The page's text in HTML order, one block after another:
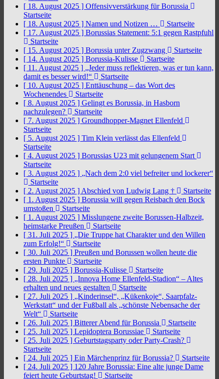
[ 18. August 2025 ] Offensivverstärkung für Borussia
Startseite
[ 18. August 2025 ] Namen und Notizen …
Startseite
[ 17. August 2025 ] Borussias Statement: 5:1 gegen Rastpfuhl
Startseite
[ 15. August 2025 ] Borussia unter Zugzwang
Startseite
[ 14. August 2025 ] Borussia-Kulisse
Startseite
[ 11. August 2025 ] „Jeder muss reflektieren, was er tun kann,
damit es besser wird!“
Startseite
[ 10. August 2025 ] Enttäuschung – das Wort des
Wochenendes
Startseite
[ 8. August 2025 ] Gelingt es Borussia, in Hasborn
nachzulegen?
Startseite
[ 7. August 2025 ] Groundhopper-Magnet Ellenfeld
Startseite
[ 5. August 2025 ] Tim Klein verlässt das Ellenfeld
Startseite
[ 4. August 2025 ] Borussias U23 mit gelungenem Start
Startseite
[ 3. August 2025 ] „Nach dem 2:0 viel befreiter und lockerer“
Startseite
[ 2. August 2025 ] Abschied von Ludwig Lang †
Startseite
[ 1. August 2025 ] Borussia will gegen Reisbach den Bock
umstoßen
Startseite
[ 1. August 2025 ] Misslungene zweite Borussen-Halbzeit,
heimstarke Preußen
Startseite
[ 31. Juli 2025 ] „Die Truppe hat Charakter und den Willen
zum Erfolg!“
Startseite
[ 30. Juli 2025 ] Preußen und Borussen wollen heute die
ersten Punkte
Startseite
[ 29. Juli 2025 ] Borussia-Kulisse
Startseite
[ 28. Juli 2025 ] „Innova Home Ellenfeld-Stadion“ – Altes
erhalten und neues gestalten
Startseite
[ 27. Juli 2025 ] „Kinderinsel“, „Kükenkoje“, Saarpfalz-
Werkstatt“ und der Fußball als „schönste Nebensache der
Welt“
Startseite
[ 26. Juli 2025 ] Bitterer Abend für Borussia
Startseite
[ 25. Juli 2025 ] Lepidoptera Borussiae
Startseite
[ 25. Juli 2025 ] Geburtstagsparty oder Party-Crash?
Startseite
[ 24. Juli 2025 ] Ein Märchenprinz für Borussia?
Startseite
[ 24. Juli 2025 ] 120 Jahre Borussia: Eine alte junge Dame
feiert heute Geburtstag!
Startseite